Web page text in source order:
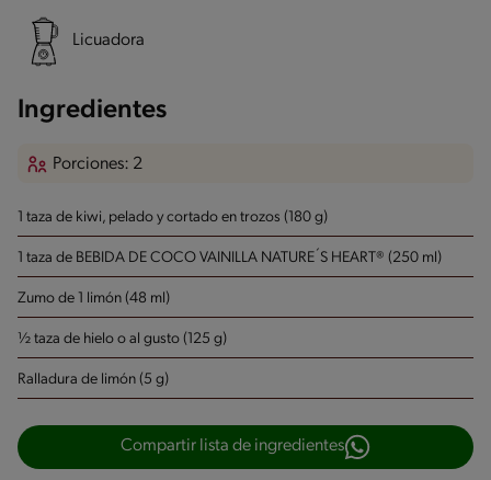
Licuadora
Ingredientes
Porciones: 2
1 taza de kiwi, pelado y cortado en trozos (180 g)
1 taza de BEBIDA DE COCO VAINILLA NATURE´S HEART® (250 ml)
Zumo de 1 limón (48 ml)
½ taza de hielo o al gusto (125 g)
Ralladura de limón (5 g)
Compartir lista de ingredientes